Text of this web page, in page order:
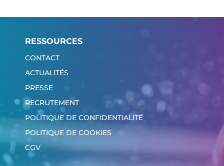
RESSOURCES
CONTACT
ACTUALITÉS
PRESSE
RECRUTEMENT
POLITIQUE DE CONFIDENTIALITÉ
POLITIQUE DE COOKIES
CGV